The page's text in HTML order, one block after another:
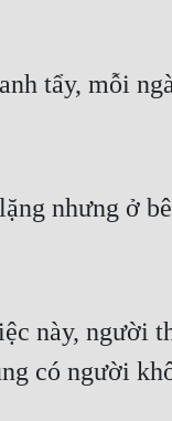
tẩy, mỗi
nhưng ở
này, người
có người